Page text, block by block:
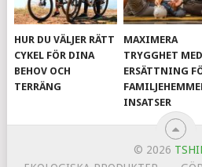
HUR DU VÄLJER RÄTT
CYKEL FÖR DINA
BEHOV OCH
TERRÄNG
MAXIMERA
TRYGGHET MED
ERSÄTTNING
INSATSER
© 2026